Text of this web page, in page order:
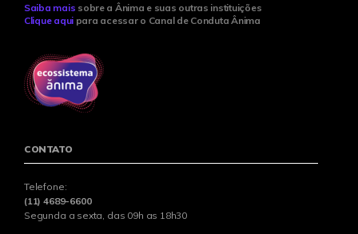
Saiba mais sobre a Ânima e suas outras instituições
Clique aqui para acessar o Canal de Conduta Ânima
CONTATO
Telefone:
(11) 4689-6600
Segunda a sexta, das 09h as 18h30